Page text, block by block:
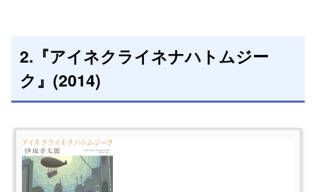
2.『アイネクライネナハトムジー
ク』(2014)